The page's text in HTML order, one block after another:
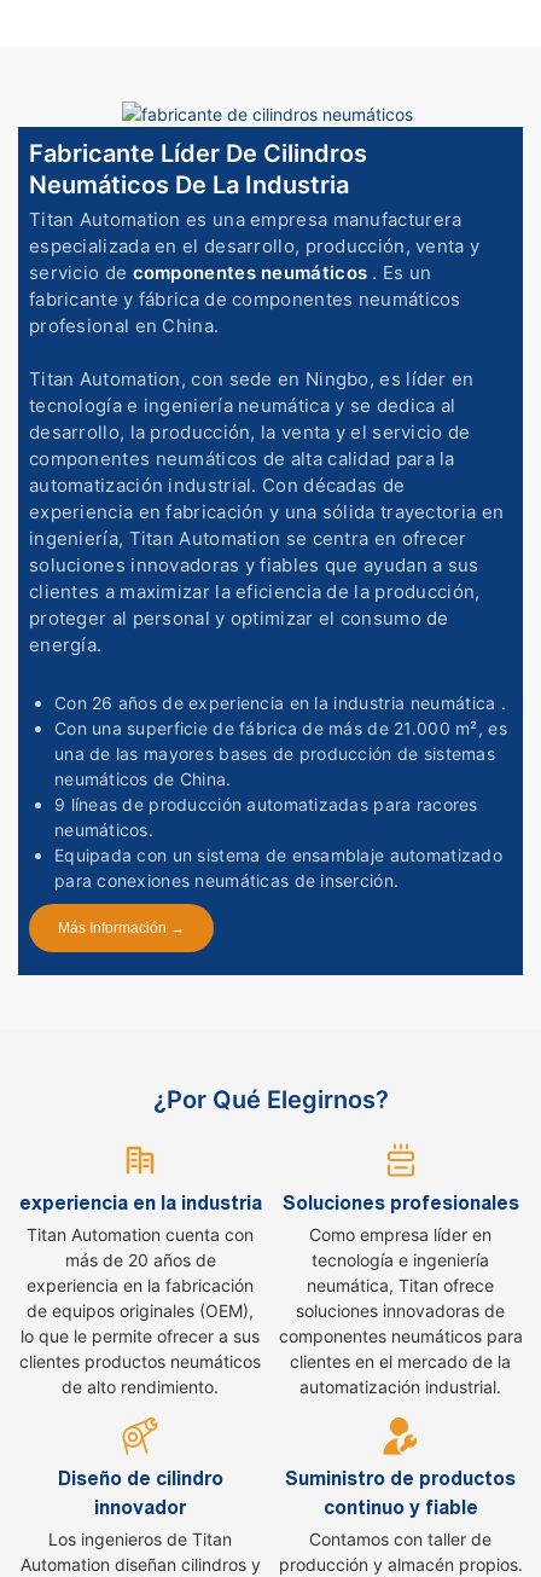
Fabricante Líder De Cilindros
Neumáticos De La Industria
Titan Automation es una empresa manufacturera
especializada en el desarrollo, producción, venta y
servicio de componentes neumáticos . Es un
fabricante y fábrica de componentes neumáticos
profesional en China.
Titan Automation, con sede en Ningbo, es líder en
tecnología e ingeniería neumática y se dedica al
desarrollo, la producción, la venta y el servicio de
componentes neumáticos de alta calidad para la
automatización industrial. Con décadas de
experiencia en fabricación y una sólida trayectoria en
ingeniería, Titan Automation se centra en ofrecer
soluciones innovadoras y fiables que ayudan a sus
clientes a maximizar la eficiencia de la producción,
proteger al personal y optimizar el consumo de
energía.
Con 26 años de experiencia en la industria neumática .
Con una superficie de fábrica de más de 21.000 m², es
una de las mayores bases de producción de sistemas
neumáticos de China.
9 líneas de producción automatizadas para racores
neumáticos.
Equipada con un sistema de ensamblaje automatizado
para conexiones neumáticas de inserción.
Más Información →
¿Por Qué Elegirnos?
experiencia en la industria
Titan Automation cuenta con
más de 20 años de
experiencia en la fabricación
de equipos originales (OEM),
lo que le permite ofrecer a sus
clientes productos neumáticos
de alto rendimiento.
Soluciones profesionales
Como empresa líder en
tecnología e ingeniería
neumática, Titan ofrece
soluciones innovadoras de
componentes neumáticos para
clientes en el mercado de la
automatización industrial.
Diseño de cilindro
innovador
Los ingenieros de Titan
Automation diseñan cilindros y
Suministro de productos
continuo y fiable
Contamos con taller de
producción y almacén propios.